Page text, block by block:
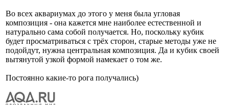
Во всех аквариумах до этого у меня была угловая
композиция - она кажется мне наиболее естественной и
натурально сама собой получается. Но, поскольку кубик
будет просматриваться с трёх сторон, старые методы уже не
подойдут, нужна центральная композиция. Да и кубик своей
вытянутой узкой формой намекает о том же.
Постоянно какие-то рога получались)